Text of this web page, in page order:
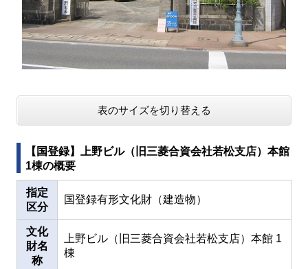
表のサイズを切り替える
【国登録】上野ビル（旧三菱合資会社若松支店）本館
1棟の概要
指定
区分
国登録有形文化財（建造物）
文化
財名
称
上野ビル（旧三菱合資会社若松支店）本館 1
棟